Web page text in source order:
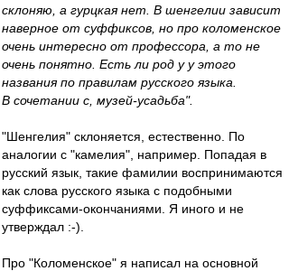
склоняю, а гурцкая нет. В шенгелии зависит
наверное от суффиксов, но про коломенское
очень интересно от профессора, а то не
очень понятно. Есть ли род у у этого
названия по правилам русского языка.
В сочетании с, музей-усадьба".
"Шенгелия" склоняется, естественно. По
аналогии с "камелия", например. Попадая в
русский язык, такие фамилии воспринимаются
как слова русского языка с подобными
суффиксами-окончаниями. Я иного и не
утверждал :-).
Про "Коломенское" я написал на основной